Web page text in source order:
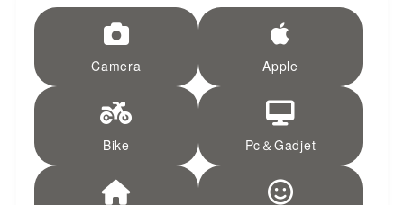
Camera Apple
Bike Pc＆Gadjet